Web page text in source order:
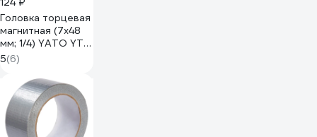
Головка торцевая
магнитная (7х48
мм; 1/4) YATO YT-
1512
5(6)